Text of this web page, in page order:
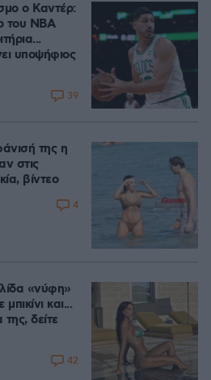
ο Καντέρ:
του NBA
υποψήφιος
39
της η
στις
βίντεο
4
«νύφη»
και...
δείτε
42